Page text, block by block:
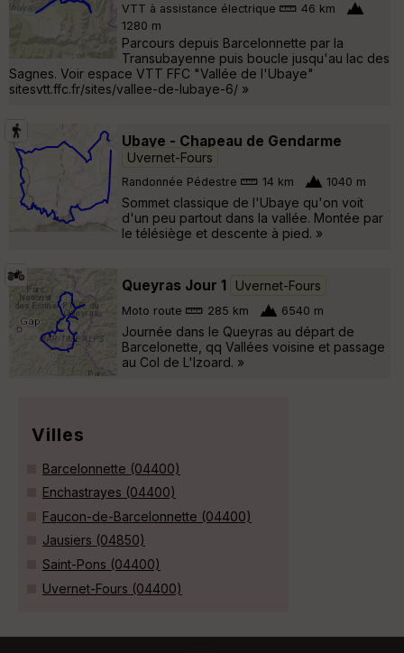
VTT à assistance électrique
46 km
1280 m
Parcours depuis Barcelonnette par la
Transubayenne puis boucle jusqu'au lac des
Sagnes. Voir espace VTT FFC "Vallée de l'Ubaye"
sitesvtt.ffc.fr/sites/vallee-de-lubaye-6/ »
Ubaye - Chapeau de Gendarme
Uvernet-Fours
Randonnée Pédestre 14 km 1040 m
Sommet classique de l'Ubaye qu'on voit
d'un peu partout dans la vallée. Montée par
le télésiège et descente à pied. »
Queyras Jour 1 Uvernet-Fours
Moto route 285 km 6540 m
Journée dans le Queyras au départ de
Barcelonette, qq Vallées voisine et passage
au Col de L'Izoard. »
Villes
Barcelonnette (04400)
Enchastrayes (04400)
Faucon-de-Barcelonnette (04400)
Jausiers (04850)
Saint-Pons (04400)
Uvernet-Fours (04400)